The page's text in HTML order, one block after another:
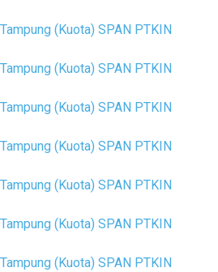
(Kuota) SPAN PTKIN
(Kuota) SPAN PTKIN
(Kuota) SPAN PTKIN
(Kuota) SPAN PTKIN
(Kuota) SPAN PTKIN
(Kuota) SPAN PTKIN
(Kuota) SPAN PTKIN